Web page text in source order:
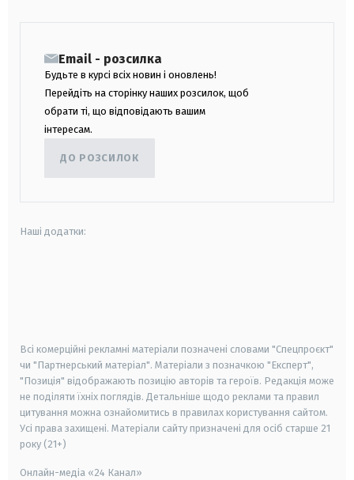
Email - розсилка
Будьте в курсі всіх новин і оновлень!
Перейдіть на сторінку наших розсилок, щоб
обрати ті, що відповідають вашим
інтересам.
ДО РОЗСИЛОК
Наші додатки:
Всі комерційні рекламні матеріали позначені словами "Спецпроєкт"
чи "Партнерський матеріал". Матеріали з позначкою "Експерт",
"Позиція" відображають позицію авторів та героїв. Редакція може
не поділяти їхніх поглядів. Детальніше щодо реклами та правил
цитування можна ознайомитись в правилах користування сайтом.
Усі права захищені. Матеріали сайту призначені для осіб старше 21
року (21+)
Онлайн-медіа «24 Канал»